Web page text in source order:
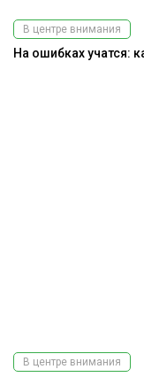
В центре внимания
На ошибках учатся:
В центре внимания